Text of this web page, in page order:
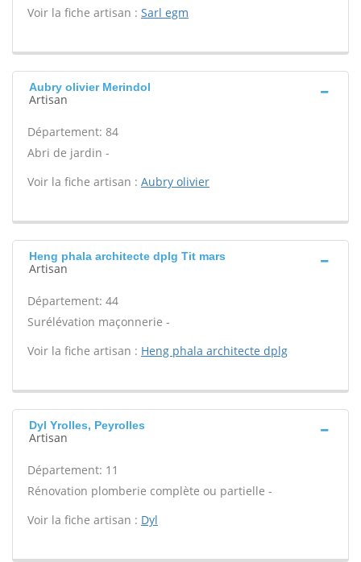
Voir la fiche artisan : Sarl egm
Aubry olivier Merindol
Artisan
Département: 84
Abri de jardin -
Voir la fiche artisan : Aubry olivier
Heng phala architecte dplg Tit mars
Artisan
Département: 44
Surélévation maçonnerie -
Voir la fiche artisan : Heng phala architecte dplg
Dyl Yrolles, Peyrolles
Artisan
Département: 11
Rénovation plomberie complète ou partielle -
Voir la fiche artisan : Dyl